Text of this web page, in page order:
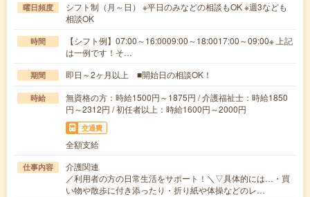
曜日頻度
シフト制（月～日） ※平日のみなどの相談もOK ※週3なども
相談OK
時間
【シフト例】07:00～16:0009:00～18:0017:00～09:00※ 上記
は一例です！そ…
期間 即日～2ヶ月以上 ■開始日の相談OK！
時給
無資格の方：時給1500円～1875円 / 介護福祉士：時給1850
円～2312円 / 初任者以上：時給1600円～2000円
交通費
全額支給
仕事内容
介護関連
／利用者の方の日常生活をサポート！＼▽具体的には…・買
い物や散歩に付き添ったり・折り紙や体操などのレ…